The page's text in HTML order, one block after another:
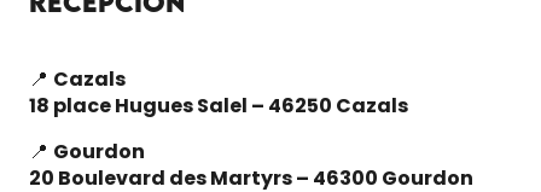
📍 Cazals
18 place Hugues Salel – 46250 Cazals
📍 Gourdon
20 Boulevard des Martyrs – 46300 Gourdon